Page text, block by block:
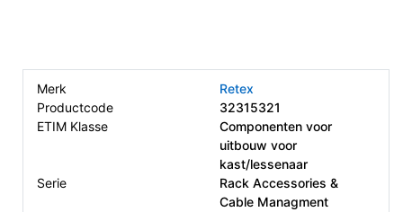
Merk
Retex
Productcode
32315321
ETIM Klasse
Componenten voor
uitbouw voor
kast/lessenaar
Serie
Rack Accessories &
Cable Managment